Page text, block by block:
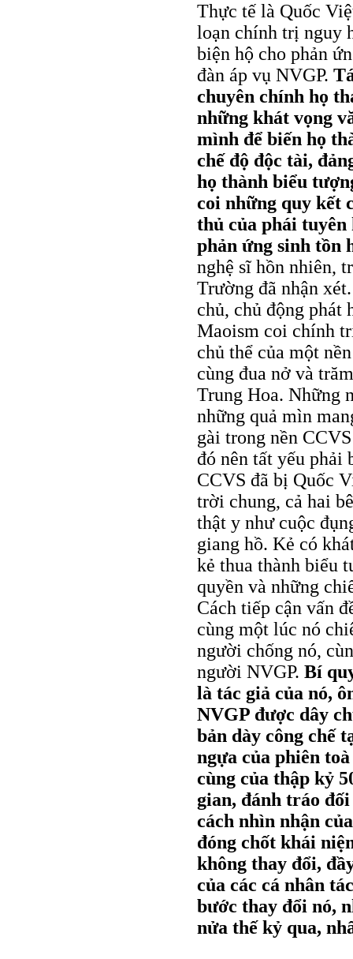
Thực tế là Quốc
loạn chính trị nguy
biện hộ cho phản
đàn áp vụ NVGP.
chuyên chính họ
những khát vọng
mình để biến họ
chế độ độc tài,
họ thành biểu
coi những quy kết
thủ của phái
phản ứng sinh tồn
nghệ sĩ hồn nhiên,
Trường đã nhận
chủ, chủ động phát
Maoism coi chính
chủ thể của một
cùng đua nở và
Trung Hoa. Những
những quả mìn
gài trong nền
đó nên tất yếu phải
CCVS đã bị Quốc
trời chung, cả hai
thật y như cuộc
giang hồ. Kẻ có
kẻ thua thành biểu
quyền và những
Cách tiếp cận vấn
cùng một lúc nó
người chống nó,
người NVGP. Bí
là tác giả của nó,
NVGP được dây
bản dày công chế
ngựa của phiên
cùng của thập kỷ
gian, đánh tráo
cách nhìn nhận
đóng chốt khái
không thay đổi,
của các cá nhân
bước thay đổi nó,
nửa thế kỷ qua,